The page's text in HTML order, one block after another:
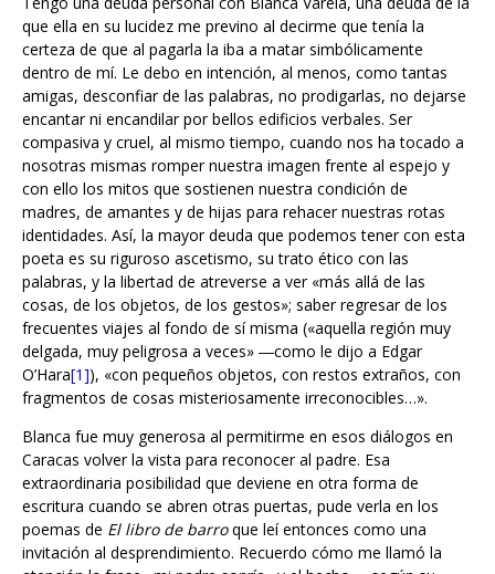
que ella en su lucidez me previno al decirme que tenía la
certeza de que al pagarla la iba a matar simbólicamente
dentro de mí. Le debo en intención, al menos, como tantas
amigas, desconfiar de las palabras, no prodigarlas, no dejarse
encantar ni encandilar por bellos edificios verbales. Ser
compasiva y cruel, al mismo tiempo, cuando nos ha tocado a
nosotras mismas romper nuestra imagen frente al espejo y
con ello los mitos que sostienen nuestra condición de
madres, de amantes y de hijas para rehacer nuestras rotas
identidades. Así, la mayor deuda que podemos tener con esta
poeta es su riguroso ascetismo, su trato ético con las
palabras, y la libertad de atreverse a ver «más allá de las
cosas, de los objetos, de los gestos»; saber regresar de los
frecuentes viajes al fondo de sí misma («aquella región muy
delgada, muy peligrosa a veces» ―como le dijo a Edgar
O’Hara[1]), «con pequeños objetos, con restos extraños, con
fragmentos de cosas misteriosamente irreconocibles…».
Blanca fue muy generosa al permitirme en esos diálogos en
Caracas volver la vista para reconocer al padre. Esa
extraordinaria posibilidad que deviene en otra forma de
escritura cuando se abren otras puertas, pude verla en los
poemas de El libro de barroque leí entonces como una
invitación al desprendimiento. Recuerdo cómo me llamó la